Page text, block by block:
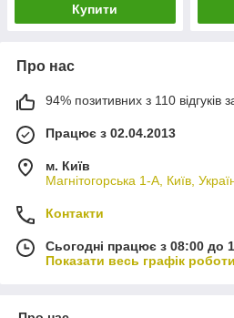
Купити
Про нас
94% позитивних з 110 відгуків
Працює з 02.04.2013
м. Київ
Магнітогорська 1-А, Київ,
Контакти
Сьогодні працює з 08:00 до
Показати весь графік роботи